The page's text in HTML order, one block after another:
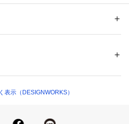
裏は起毛が施されているので保温
フィスカジュアルにはニットやカ
ポリウレタン9%
示（DESIGNWORKS）